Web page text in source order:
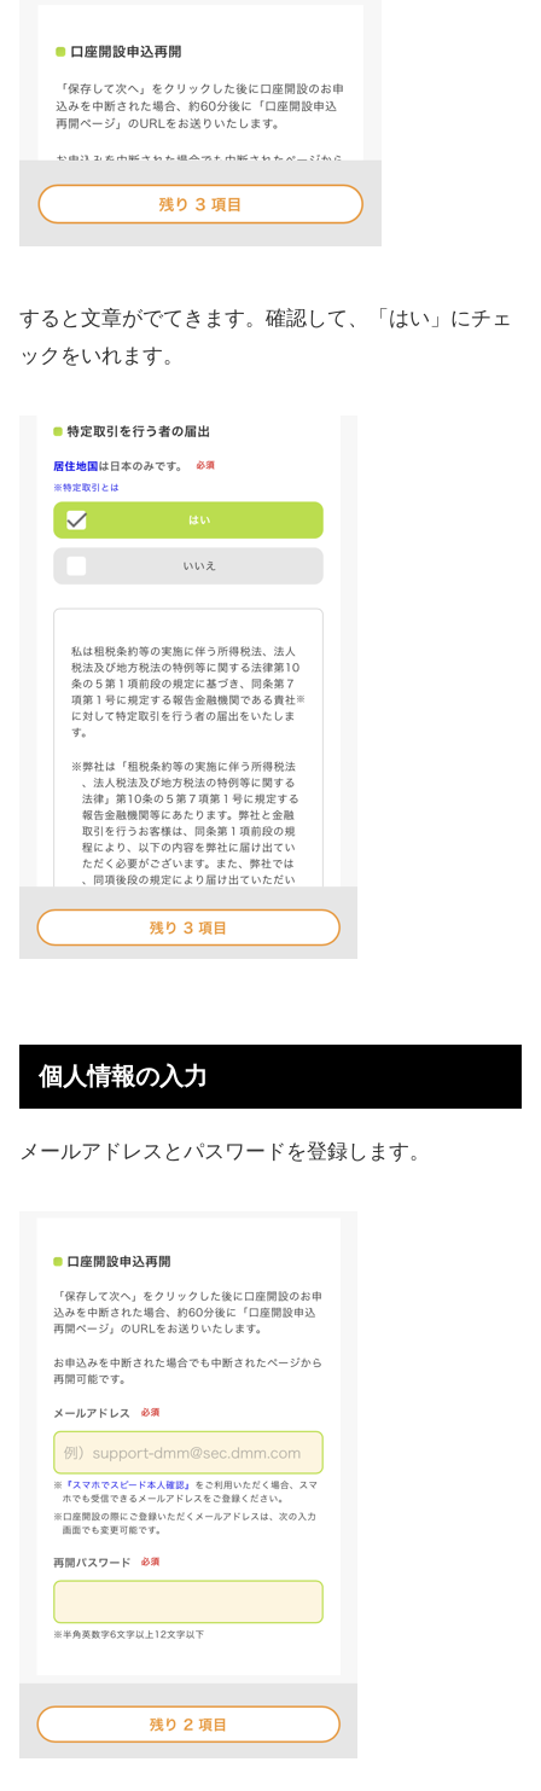
すると文章がでてきます。確認して、「はい」にチェ
ックをいれます。
個人情報の入力
メールアドレスとパスワードを登録します。